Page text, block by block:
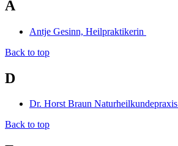
A
Antje Gesinn, Heilpraktikerin
Back to top
D
Dr. Horst Braun Naturheilkundepraxis
Back to top